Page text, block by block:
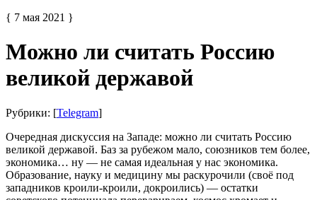
{ 7 мая 2021 }
Можно ли считать Россию
великой державой
Рубрики: [Telegram]
Очередная дискуссия на Западе: можно ли считать Россию
великой державой. Баз за рубежом мало, союзников тем более,
экономика… ну — не самая идеальная у нас экономика.
Образование, науку и медицину мы раскурочили (своё под
западников кроили-кроили, докроились) — остатки